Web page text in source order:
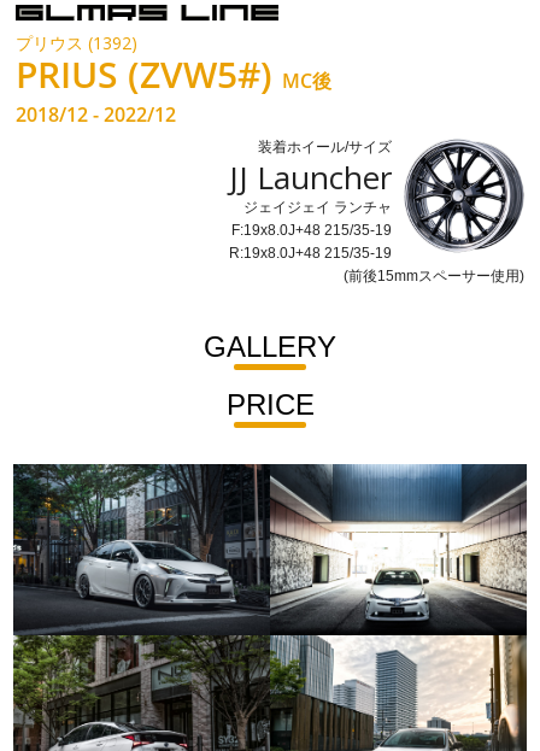
プリウス (1392)
PRIUS (ZVW5#) MC後
2018/12 - 2022/12
装着ホイール/サイズ
JJ Launcher
ジェイジェイ ランチャ
F:19x8.0J+48 215/35-19
R:19x8.0J+48 215/35-19
(前後15mmスペーサー使用)
GALLERY
PRICE